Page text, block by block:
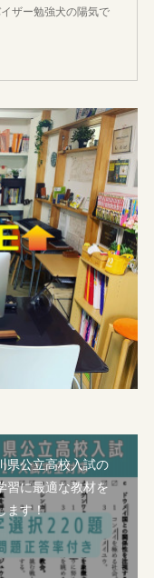
ザー勉強犬の陽気で
県公立高校入試の
習に最適な教材を
ます！